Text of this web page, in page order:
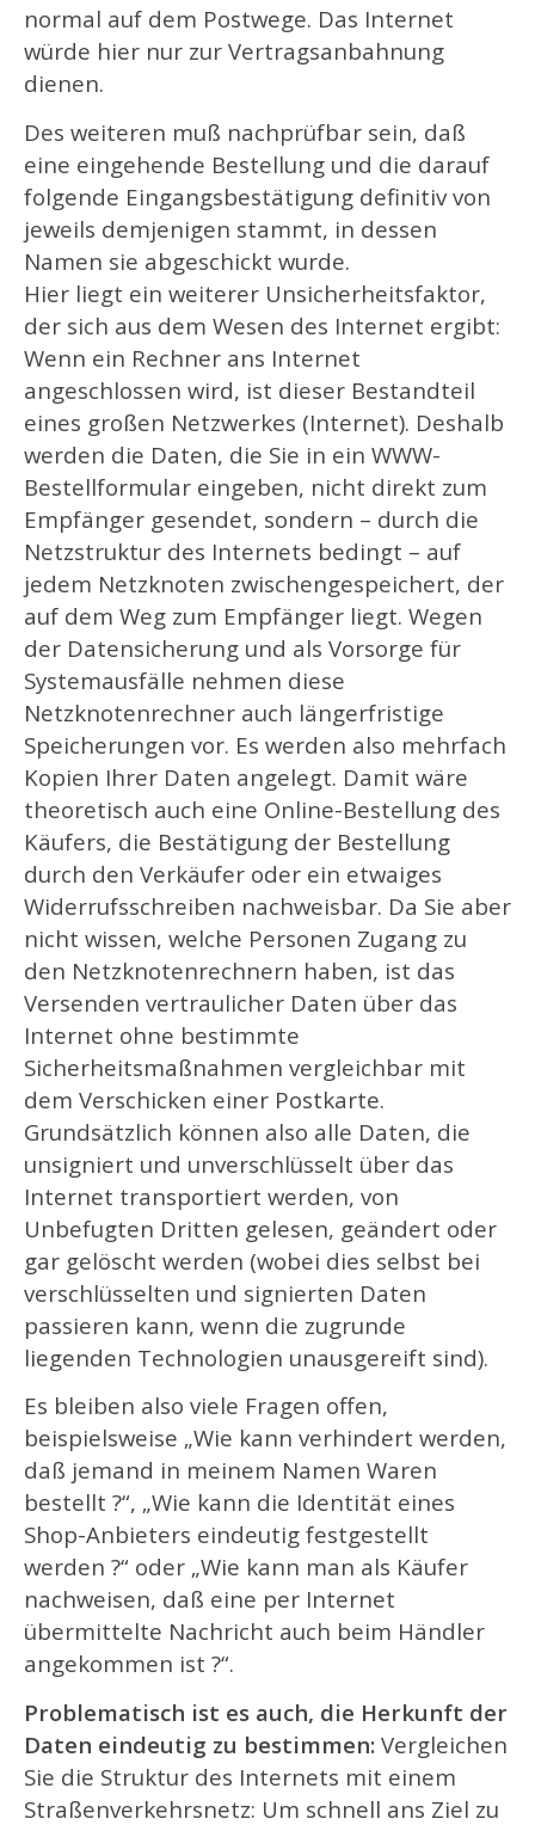
normal auf dem Postwege. Das Internet
würde hier nur zur Vertragsanbahnung
dienen.
Des weiteren muß nachprüfbar sein, daß
eine eingehende Bestellung und die darauf
folgende Eingangsbestätigung definitiv von
jeweils demjenigen stammt, in dessen
Namen sie abgeschickt wurde.
Hier liegt ein weiterer Unsicherheitsfaktor,
der sich aus dem Wesen des Internet ergibt:
Wenn ein Rechner ans Internet
angeschlossen wird, ist dieser Bestandteil
eines großen Netzwerkes (Internet). Deshalb
werden die Daten, die Sie in ein WWW-
Bestellformular eingeben, nicht direkt zum
Empfänger gesendet, sondern – durch die
Netzstruktur des Internets bedingt – auf
jedem Netzknoten zwischengespeichert, der
auf dem Weg zum Empfänger liegt. Wegen
der Datensicherung und als Vorsorge für
Systemausfälle nehmen diese
Netzknotenrechner auch längerfristige
Speicherungen vor. Es werden also mehrfach
Kopien Ihrer Daten angelegt. Damit wäre
theoretisch auch eine Online-Bestellung des
Käufers, die Bestätigung der Bestellung
durch den Verkäufer oder ein etwaiges
Widerrufsschreiben nachweisbar. Da Sie aber
nicht wissen, welche Personen Zugang zu
den Netzknotenrechnern haben, ist das
Versenden vertraulicher Daten über das
Internet ohne bestimmte
Sicherheitsmaßnahmen vergleichbar mit
dem Verschicken einer Postkarte.
Grundsätzlich können also alle Daten, die
unsigniert und unverschlüsselt über das
Internet transportiert werden, von
Unbefugten Dritten gelesen, geändert oder
gar gelöscht werden (wobei dies selbst bei
verschlüsselten und signierten Daten
passieren kann, wenn die zugrunde
liegenden Technologien unausgereift sind).
Es bleiben also viele Fragen offen,
beispielsweise „Wie kann verhindert werden,
daß jemand in meinem Namen Waren
bestellt ?“, „Wie kann die Identität eines
Shop-Anbieters eindeutig festgestellt
werden ?“ oder „Wie kann man als Käufer
nachweisen, daß eine per Internet
übermittelte Nachricht auch beim Händler
angekommen ist ?“.
Problematisch ist es auch, die Herkunft der
Daten eindeutig zu bestimmen: Vergleichen
Sie die Struktur des Internets mit einem
Straßenverkehrsnetz: Um schnell ans Ziel zu